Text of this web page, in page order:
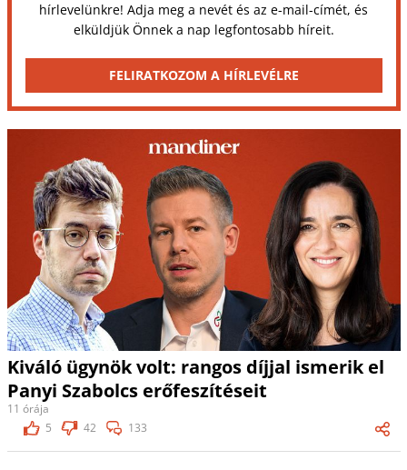
hírlevelünkre! Adja meg a nevét és az e-mail-címét, és
elküldjük Önnek a nap legfontosabb híreit.
FELIRATKOZOM A HÍRLEVÉLRE
Kiváló ügynök volt: rangos díjjal ismerik el
Panyi Szabolcs erőfeszítéseit
11 órája
5
42 133